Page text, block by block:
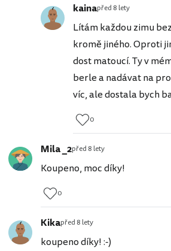
kainapřed 8 lety
Lítám každou zimu bez
kromě jiného. Oproti
dost matoucí. Ty v
berle a nadávat na
víc, ale dostala bych
0
Mila _2před 8 lety
Koupeno, moc díky!
0
Kikapřed 8 lety
koupeno díky! :-)